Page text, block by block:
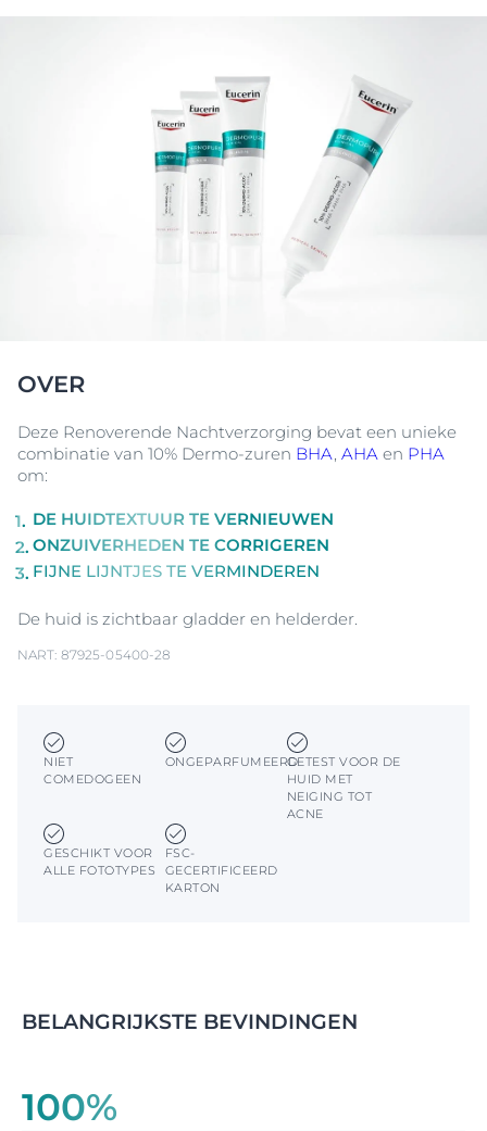
OVER
NART: 87925-05400-28
Deze Renoverende Nachtverzorging bevat een unieke
combinatie van 10% Dermo-zuren BHA AHA en PHA
om:
DE HUIDTEXTUUR TE VERNIEUWEN
ONZUIVERHEDEN TE CORRIGEREN
FIJNE LIJNTJES TE VERMINDEREN
De huid is zichtbaar gladder en helderder.
NIET
COMEDOGEEN
ONGEPARFUMEERDGETEST VOOR DE
HUID MET
NEIGING TOT
ACNE
GESCHIKT VOOR
ALLE FOTOTYPES
FSC-
GECERTIFICEERD
KARTON
BELANGRIJKSTE BEVINDINGEN
100%